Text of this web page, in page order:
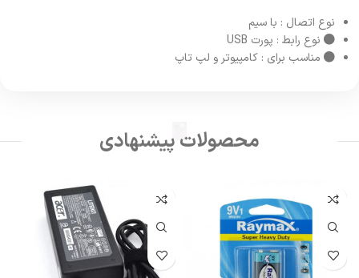
نوع اتصال : با سیم
نوع رابط : پورت USB
مناسب برای : کامپیوتر و لپ تاپ
محصولات پیشنهادی